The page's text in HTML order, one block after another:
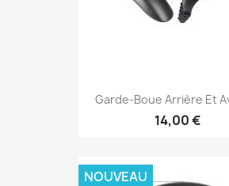
Garde-Boue Arrière Et
14,00 €
NOUVEAU